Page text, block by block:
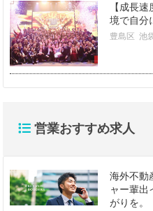
【成長
境で自分
豊島区 池
営業おすすめ求人
海外不動
ャー輩出
がりを。